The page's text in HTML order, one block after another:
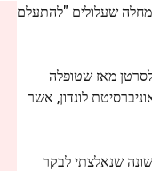
שעלולים "להתעלם
מאז שטופלה
לונדון, אשר
הראשונה שנאלצתי לבקר